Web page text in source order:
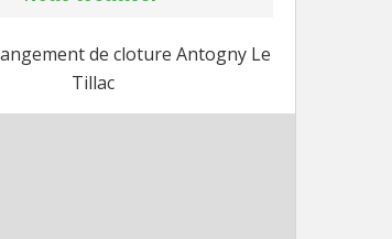
de cloture Antogny Le
Tillac